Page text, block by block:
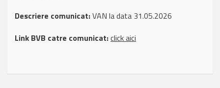
Descriere comunicat:VAN la data 31.05.2026
Link BVB catre comunicat:click aici